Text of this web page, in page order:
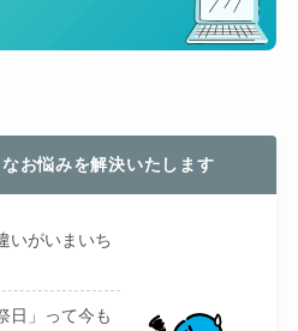
お悩みを解決いたします
いがいまいち
日」って今も